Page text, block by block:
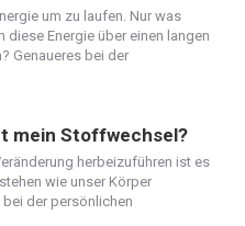
um zu laufen. Nur was
diese Energie über einen langen
Genaueres bei der
mein Stoffwechsel?
herbeizuführen ist es
wie unser Körper
der persönlichen